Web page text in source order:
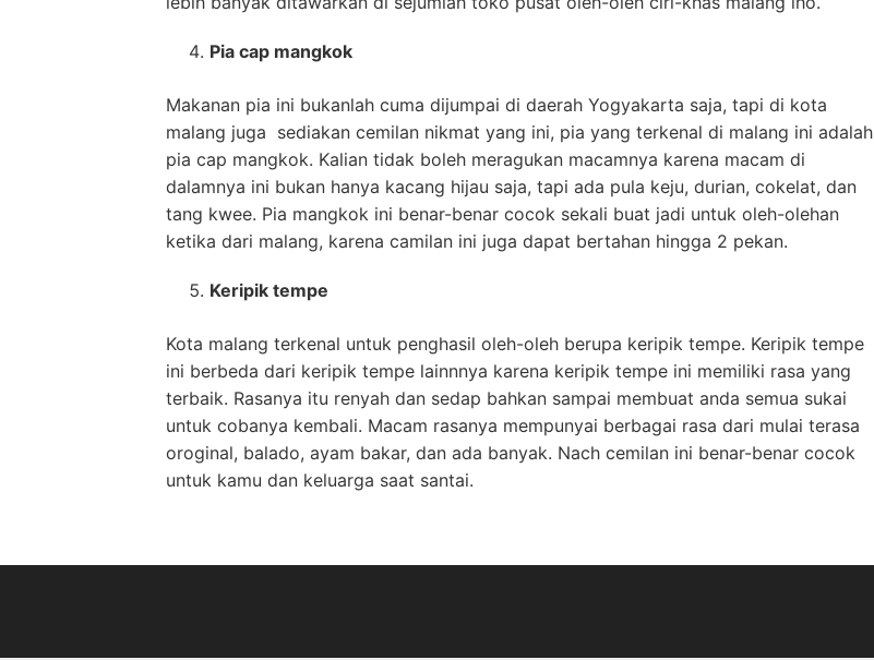
Pia cap mangkok
Makanan pia ini bukanlah cuma dijumpai di daerah Yogyakarta saja, tapi di kota
malang juga sediakan cemilan nikmat yang ini, pia yang terkenal di malang ini adalah
pia cap mangkok. Kalian tidak boleh meragukan macamnya karena macam di
dalamnya ini bukan hanya kacang hijau saja, tapi ada pula keju, durian, cokelat, dan
tang kwee. Pia mangkok ini benar-benar cocok sekali buat jadi untuk oleh-olehan
ketika dari malang, karena camilan ini juga dapat bertahan hingga 2 pekan.
Keripik tempe
Kota malang terkenal untuk penghasil oleh-oleh berupa keripik tempe. Keripik tempe
ini berbeda dari keripik tempe lainnnya karena keripik tempe ini memiliki rasa yang
terbaik. Rasanya itu renyah dan sedap bahkan sampai membuat anda semua sukai
untuk cobanya kembali. Macam rasanya mempunyai berbagai rasa dari mulai terasa
oroginal, balado, ayam bakar, dan ada banyak. Nach cemilan ini benar-benar cocok
untuk kamu dan keluarga saat santai.